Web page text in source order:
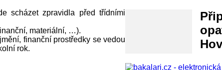
scházet zpravidla před třídními
materiální, …).
finanční prostředky se vedou
rok.